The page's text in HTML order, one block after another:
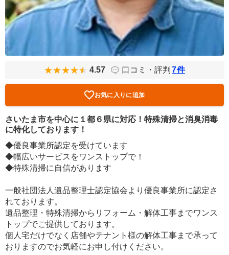
4.57 口コミ・評判 7件
お気に入りに追加
さいたま市を中心に１都６県に対応！特殊清掃と消臭消毒
に特化しております！
◆優良事業所認定を受けています
◆幅広いサービスをワンストップで！
◆特殊清掃に自信があります
一般社団法人遺品整理士認定協会より優良事業所に認定さ
れております。
遺品整理・特殊清掃からリフォーム・解体工事までワンス
トップでご提供しております。
個人宅だけでなく店舗やテナント様の解体工事まで承って
おりますのでお気軽にお申し付けください。